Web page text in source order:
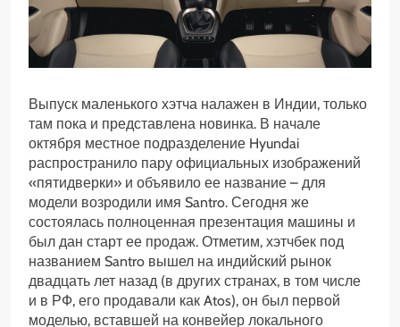
Выпуск маленького хэтча налажен в Индии, только
там пока и представлена новинка. В начале
октября местное подразделение Hyundai
распространило пару официальных изображений
«пятидверки» и объявило ее название – для
модели возродили имя Santro. Сегодня же
состоялась полноценная презентация машины и
был дан старт ее продаж. Отметим, хэтчбек под
названием Santro вышел на индийский рынок
двадцать лет назад (в других странах, в том числе
и в РФ, его продавали как Atos), он был первой
моделью, вставшей на конвейер локального